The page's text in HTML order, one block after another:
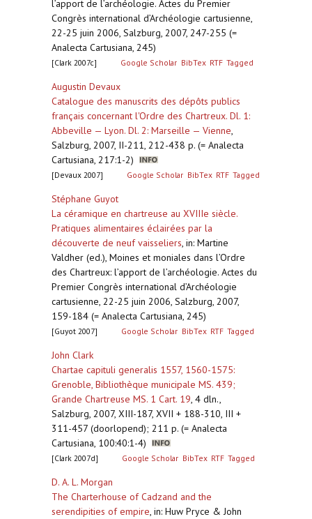
l’apport de l’archéologie. Actes du Premier
Congrès international d’Archéologie cartusienne,
22-25 juin 2006, Salzburg, 2007, 247-255 (=
Analecta Cartusiana, 245)
[Clark 2007c] Google Scholar BibTex RTF Tagged
Augustin Devaux
Catalogue des manuscrits des dépôts publics
français concernant l'Ordre des Chartreux. Dl. 1:
Abbeville — Lyon. Dl. 2: Marseille — Vienne,
Salzburg, 2007, II-211, 212-438 p. (= Analecta
Cartusiana, 217:1-2)
[Devaux 2007] Google Scholar BibTex RTF Tagged
Stéphane Guyot
La céramique en chartreuse au XVIIIe siècle.
Pratiques alimentaires éclairées par la
découverte de neuf vaisseliers, in: Martine
Valdher (ed.), Moines et moniales dans l’Ordre
des Chartreux: l’apport de l’archéologie. Actes du
Premier Congrès international d’Archéologie
cartusienne, 22-25 juin 2006, Salzburg, 2007,
159-184 (= Analecta Cartusiana, 245)
[Guyot 2007] Google Scholar BibTex RTF Tagged
John Clark
Chartae capituli generalis 1557, 1560-1575:
Grenoble, Bibliothèque municipale MS. 439;
Grande Chartreuse MS. 1 Cart. 19, 4 dln.,
Salzburg, 2007, XIII-187, XVII + 188-310, III +
311-457 (doorlopend); 211 p. (= Analecta
Cartusiana, 100:40:1-4)
[Clark 2007d] Google Scholar BibTex RTF Tagged
D. A. L. Morgan
The Charterhouse of Cadzand and the
serendipities of empire, in: Huw Pryce & John